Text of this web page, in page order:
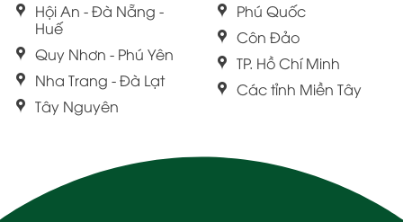
Hội An - Đà Nẵng -
Huế
Quy Nhơn - Phú Yên
Nha Trang - Đà Lạt
Tây Nguyên
Phú Quốc
Côn Đảo
TP. Hồ Chí Minh
Các tỉnh Miền Tây